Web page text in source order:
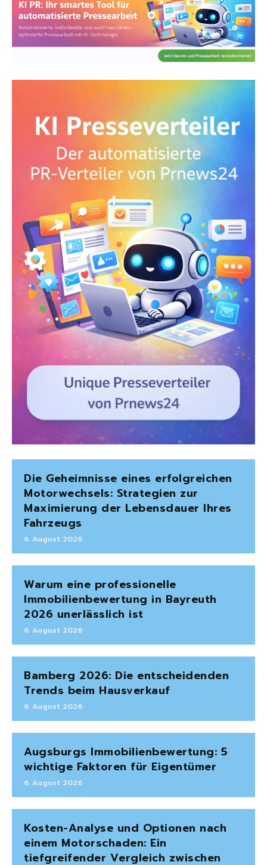
Die Geheimnisse eines erfolgreichen
Motorwechsels: Strategien zur
Maximierung der Lebensdauer Ihres
Fahrzeugs
6. August 2026
Warum eine professionelle
Immobilienbewertung in Bayreuth
2026 unerlässlich ist
6. August 2026
Bamberg 2026: Die entscheidenden
Trends beim Hausverkauf
6. August 2026
Augsburgs Immobilienbewertung: 5
wichtige Faktoren für Eigentümer
6. August 2026
Kosten-Analyse und Optionen nach
einem Motorschaden: Ein
tiefgreifender Vergleich zwischen